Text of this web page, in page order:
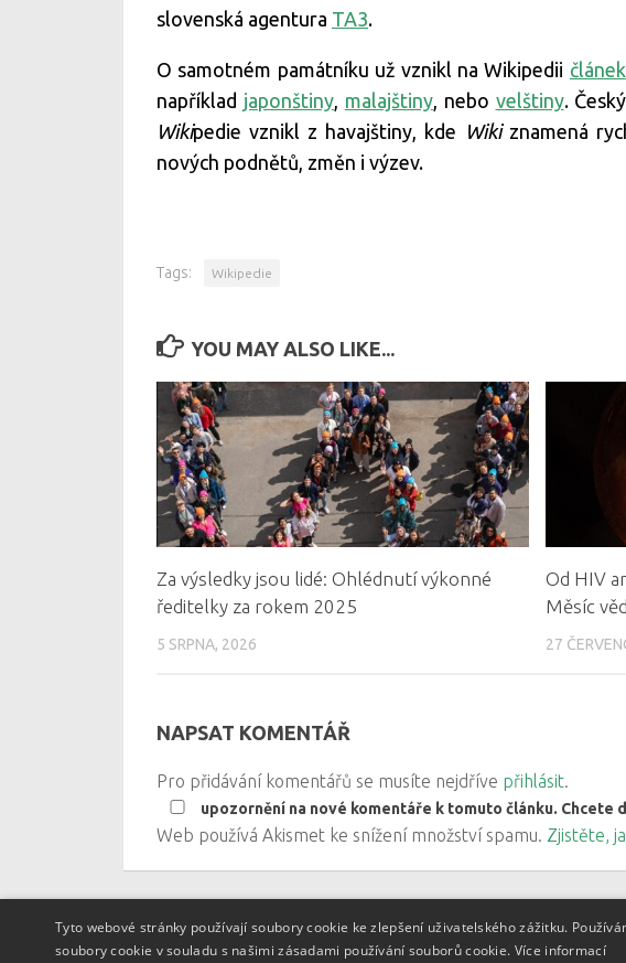
slovenská agentura TA3.
O samotném památníku už vznikl na Wikipedii článek
například japonštiny, malajštiny, nebo velštiny.
Wikipedie vznikl z havajštiny, kde Wikiznamená
nových podnětů, změn i výzev.
Tags: Wikipedie
YOU MAY ALSO LIKE...
Za výsledky jsou lidé: Ohlédnutí výkonné
ředitelky za rokem 2025
5 SRPNA, 2026
Od HIV
Měsíc
27
NAPSAT KOMENTÁŘ
Pro přidávání komentářů se musíte nejdříve přihlásit.
upozornění na nové komentáře k tomuto článku.
Web používá Akismet ke snížení množství spamu. Zjistěte,
Tyto webové stránky používají soubory cookie ke zlepšení uživatelského zážitku.
soubory cookie v souladu s našimi zásadami používání souborů cookie. Více informací